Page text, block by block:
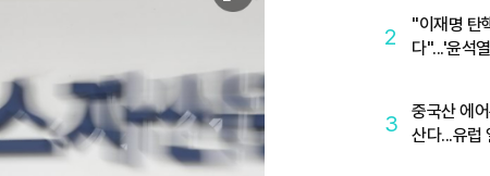
미
확
대
2
"이재명 탄
다"...'윤석
3
중국산 에
산다...유럽